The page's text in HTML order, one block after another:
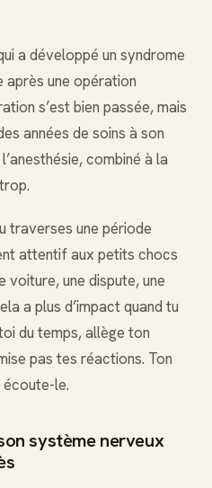
a développé un syndrome
une opération
s’est bien passée, mais
années de soins à son
combiné à la
traverses une période
attentif aux petits chocs
voiture, une dispute, une
a plus d’impact quand tu
du temps, allège ton
pas tes réactions. Ton
le.
système nerveux